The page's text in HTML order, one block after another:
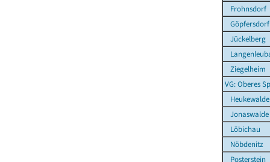
Frohnsdorf
Göpfersdorf
Jückelberg
Ziegelheim
VG: Oberes
Heukewalde
Jonaswalde
Löbichau
Nöbdenitz
Posterstein